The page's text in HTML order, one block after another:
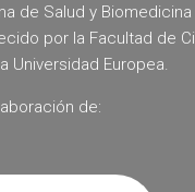
de Salud y
por la Facultad de
Universidad Europea.
de: